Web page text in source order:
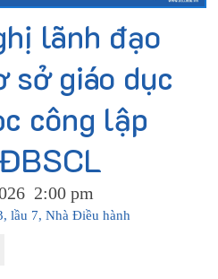
lãnh đạo
sở giáo dục
công lập
2:00 pm
lầu 7, Nhà Điều hành